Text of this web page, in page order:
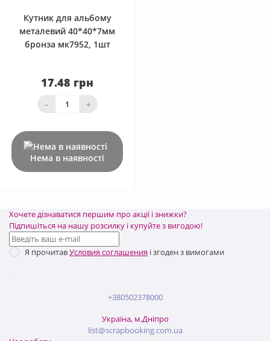
Кутник для альбому
металевий 40*40*7мм
бронза мк7952, 1шт
17.48 грн
- +
Нема в наявності
Хочете дізнаватися першим про акції і знижки?
Підпишіться на нашу розсилку і купуйте з вигодою!
Я прочитавУсловия соглашения і згоден з вимогами
+380502378000
Україна, м.Дніпро
list@scrapbooking.com.ua